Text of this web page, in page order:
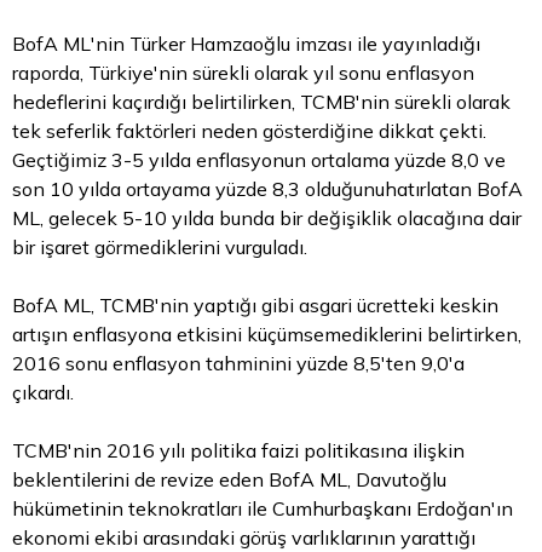
BofA ML'nin Türker Hamzaoğlu imzası ile yayınladığı
raporda, Türkiye'nin sürekli olarak yıl sonu enflasyon
hedeflerini kaçırdığı belirtilirken, TCMB'nin sürekli olarak
tek seferlik faktörleri neden gösterdiğine dikkat çekti.
Geçtiğimiz 3-5 yılda enflasyonun ortalama yüzde 8,0 ve
son 10 yılda ortayama yüzde 8,3 olduğunuhatırlatan BofA
ML, gelecek 5-10 yılda bunda bir değişiklik olacağına dair
bir işaret görmediklerini vurguladı.
BofA ML, TCMB'nin yaptığı gibi asgari ücretteki keskin
artışın enflasyona etkisini küçümsemediklerini belirtirken,
2016 sonu enflasyon tahminini yüzde 8,5'ten 9,0'a
çıkardı.
TCMB'nin 2016 yılı politika faizi politikasına ilişkin
beklentilerini de revize eden BofA ML, Davutoğlu
hükümetinin teknokratları ile Cumhurbaşkanı Erdoğan'ın
ekonomi ekibi arasındaki görüş varlıklarının yarattığı